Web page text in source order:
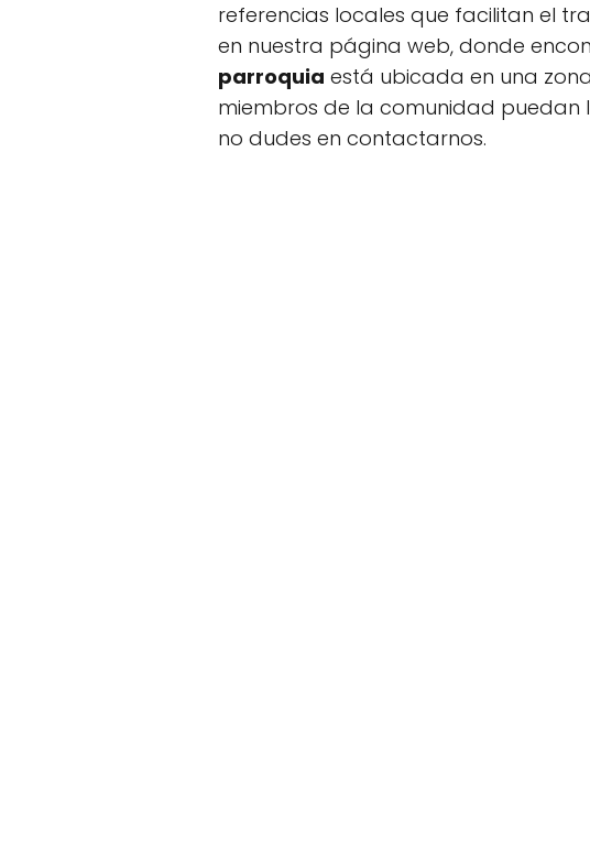
referencias locales que facilitan el
en nuestra página web, donde
parroquia está ubicada en una
miembros de la comunidad puedan
no dudes en contactarnos.